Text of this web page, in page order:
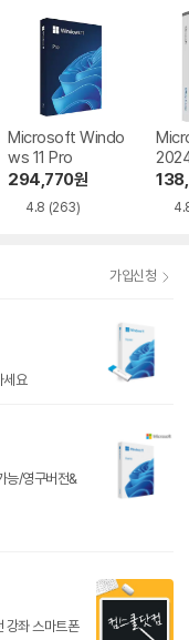
Microsoft Windo
ws 11 Pro
294,770원
4.8 (263)
가입신청
세요
능/영구버전&
강좌 스마트폰